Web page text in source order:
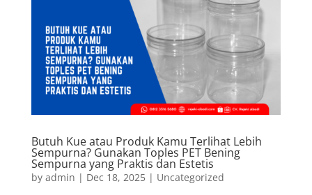
Butuh Kue atau Produk Kamu Terlihat Lebih
Sempurna? Gunakan Toples PET Bening
Sempurna yang Praktis dan Estetis
by admin | Dec 18, 2025| Uncategorized